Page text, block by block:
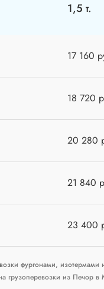
1,5 т.
17 160
18 720
20 280
21 840
23 400
фургонами,
грузоперевозки из Печор в